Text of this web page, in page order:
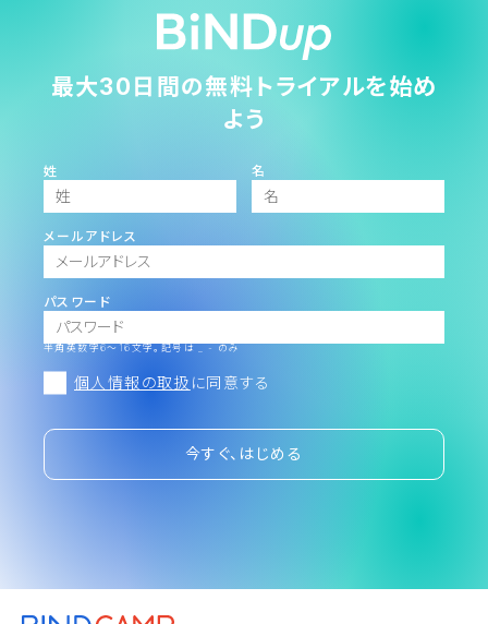
最大30日間の無料トライアルを始め
よう
姓 名
メールアドレス
パスワード
半角英数字6～16文字。記号は _ - のみ
個人情報の取扱 に同意する
今すぐ、はじめる